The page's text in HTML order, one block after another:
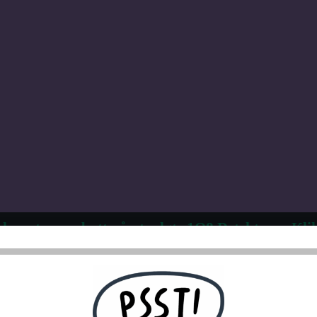
kvantumsrabatt på utvalgte 1Q8 Detektorer.